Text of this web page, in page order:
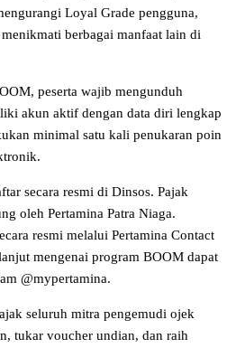
Loyal Grade pengguna,
berbagai manfaat lain di
peserta wajib mengunduh
akun aktif dengan data diri lengkap
minimal satu kali penukaran poin
secara resmi di Dinsos. Pajak
oleh Pertamina Patra Niaga.
resmi melalui Pertamina Contact
mengenai program BOOM dapat
@mypertamina.
seluruh mitra pengemudi ojek
tukar voucher undian, dan raih